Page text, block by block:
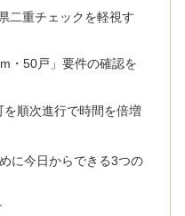
二重チェックを軽視す
・50戸」要件の確認を
順次進行で時間を倍増
に今日からできる3つの